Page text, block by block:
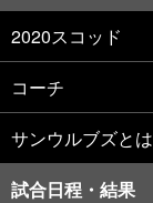
2020スコッド
コーチ
サンウルブズとは
試合日程・結果